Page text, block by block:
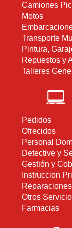
Camiones
Motos
Transporte
Pintura,
Repuestos y
Talleres
Pedidos
Ofrecidos
Personal
Detective y
Gestión y
Instruccion
Otros
Farmacias